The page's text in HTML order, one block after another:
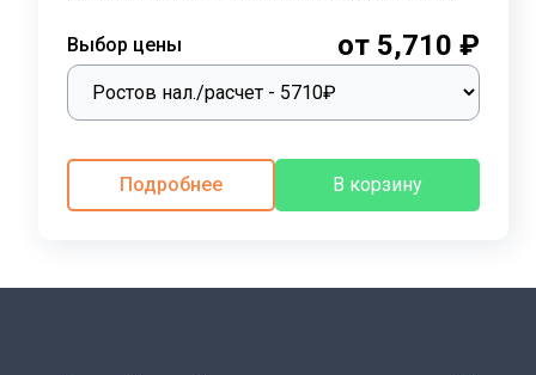
канал, сдвигают плиту перекрытия и можно без
эксплуатации, не имеют срока службы.
ООО «ППТК «ЭНЕРГОСТРОЙ» производит
расходы на строительство дорог.
Монтаж, погрузочно- разгрузочные работы
Выбор цены от 5,710 ₽
Подробнее В корзину